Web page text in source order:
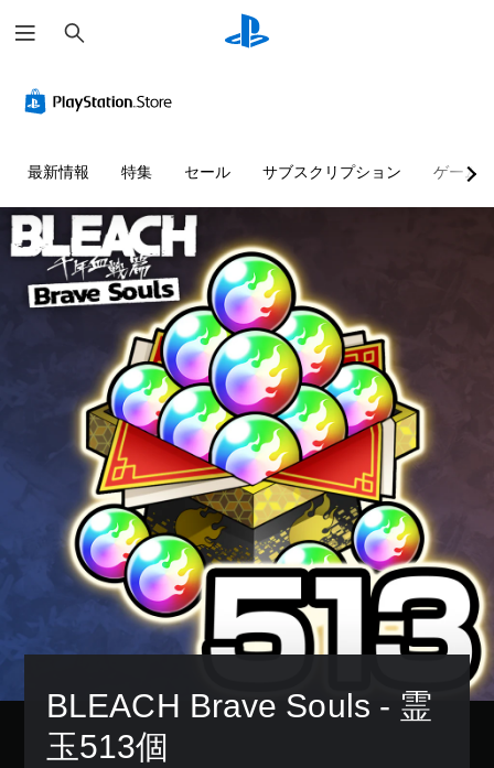
索
最新情報 特集 セール サブスクリプション ゲーム
BLEACH Brave Souls - 霊
玉513個